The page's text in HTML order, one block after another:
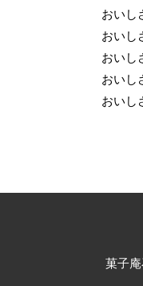
おいし
おいし
おいし
おいし
おいし
菓子